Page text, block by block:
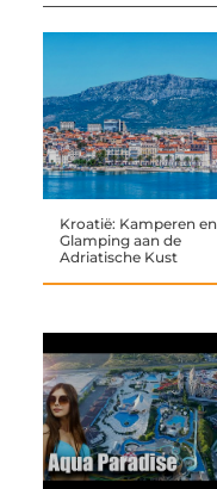
Kroatië: Kamperen en
Glamping aan de
Adriatische Kust